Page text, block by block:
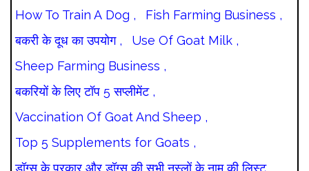
How To Train A Dog ,
Fish Farming Business ,
बकरी के दूध का उपयोग ,
Use Of Goat Milk ,
Sheep Farming Business ,
बकरियों के लिए टॉप 5 सप्लीमेंट ,
Vaccination Of Goat And Sheep ,
Top 5 Supplements for Goats ,
डॉग्स के प्रकार और डॉग्स की सभी नस्लों के नाम की लिस्ट ,